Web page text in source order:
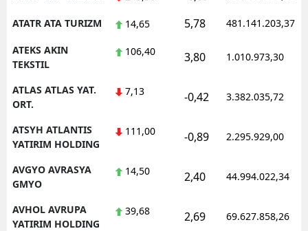
ATATR ATA TURIZM 14,65 5,78 481.141.203,37
ATEKS AKIN
TEKSTIL
106,40 3,80 1.010.973,30
ATLAS ATLAS YAT.
ORT.
7,13 -0,42 3.382.035,72
ATSYH ATLANTIS
YATIRIM HOLDING
111,00 -0,89 2.295.929,00
AVGYO AVRASYA
GMYO
14,50 2,40 44.994.022,34
AVHOL AVRUPA
YATIRIM HOLDING
39,68 2,69 69.627.858,26